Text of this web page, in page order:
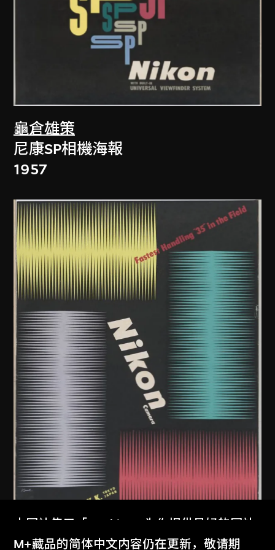
龜倉雄策
尼康SP相機海報
1957
本网站使用「Cookies」为你提供最好的网站
体验。
M+藏品的简体中文内容仍在更新，敬请期